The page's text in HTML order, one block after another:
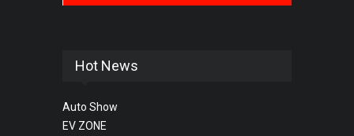
Hot News
Auto Show
EV ZONE